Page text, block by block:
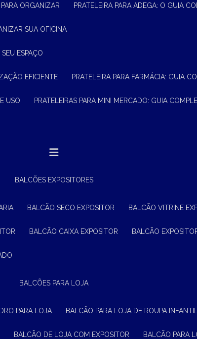
ORGANIZAR PRATELEIRA PARA ADEGA: O GUIA
SUA OFICINA
ESPAÇO
EFICIENTE PRATELEIRA PARA FARMÁCIA: GUIA
USO PRATELEIRAS PARA MINI MERCADO: GUIA
BALCÕES EXPOSITORES
BALCÃO SECO EXPOSITOR BALCÃO VITRINE
BALCÃO CAIXA EXPOSITOR BALCÃO
BALCÕES PARA LOJA
PARA LOJA BALCÃO PARA LOJA DE ROUPA INFANTIL
BALCÃO DE LOJA COM EXPOSITOR BALCÃO PARA